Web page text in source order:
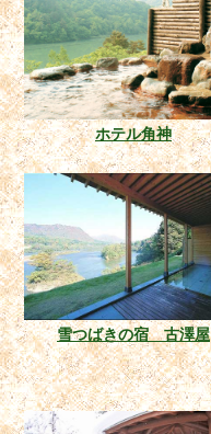
ホテル角神
雪つばきの宿 古澤屋